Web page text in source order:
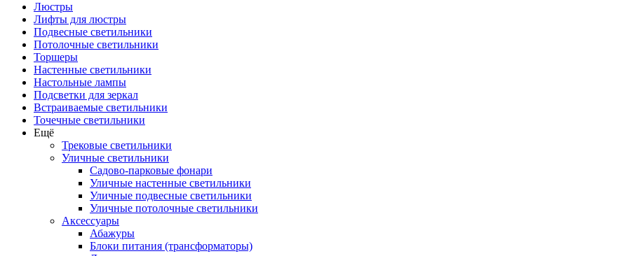
Люстры
Лифты для люстры
Подвесные светильники
Потолочные светильники
Торшеры
Настенные светильники
Настольные лампы
Подсветки для зеркал
Встраиваемые светильники
Точечные светильники
Ещё
Трековые светильники
Уличные светильники
Садово-парковые фонари
Уличные настенные светильники
Уличные подвесные светильники
Уличные потолочные светильники
Аксессуары
Абажуры
Блоки питания (трансформаторы)